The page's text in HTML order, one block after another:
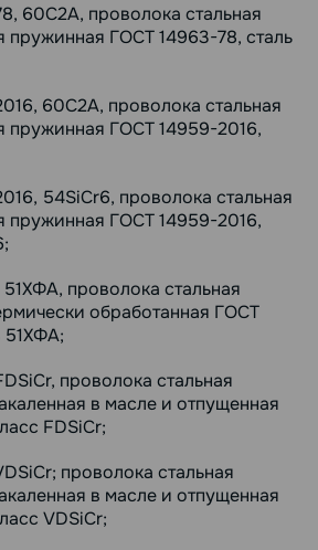
60С2А, проволока стальная
пружинная ГОСТ 14963-78, сталь
60С2А, проволока стальная
пружинная ГОСТ 14959-2016,
54SiCr6, проволока стальная
пружинная ГОСТ 14959-2016,
проволока стальная
обработанная ГОСТ
51ХФА;
проволока стальная
в масле и отпущенная
FDSiCr;
проволока стальная
в масле и отпущенная
VDSiCr;